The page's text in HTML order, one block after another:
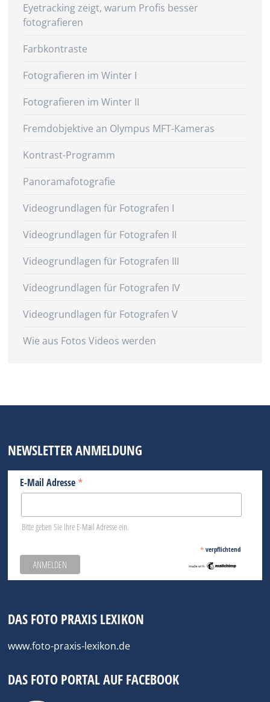
Eyetracking zeigt, warum Profis besser
fotografieren
Farbkontraste
Fotografieren im Winter I
Fotografieren im Winter II
Fremdobjektive an Olympus MFT-Kameras
Kontrast-Programm
Panoramafotografie
Videogrundlagen für Fotografen I
Videogrundlagen für Fotografen II
Videogrundlagen für Fotografen III
Videogrundlagen für Fotografen IV
Videogrundlagen für Fotografen V
Wie aus Fotos Videos werden
NEWSLETTER ANMELDUNG
E-Mail Adresse *
Bitte geben Sie Ihre E-Mail Adresse ein.
* verpflichtend
DAS FOTO PRAXIS LEXIKON
www.foto-praxis-lexikon.de
DAS FOTO PORTAL AUF FACEBOOK